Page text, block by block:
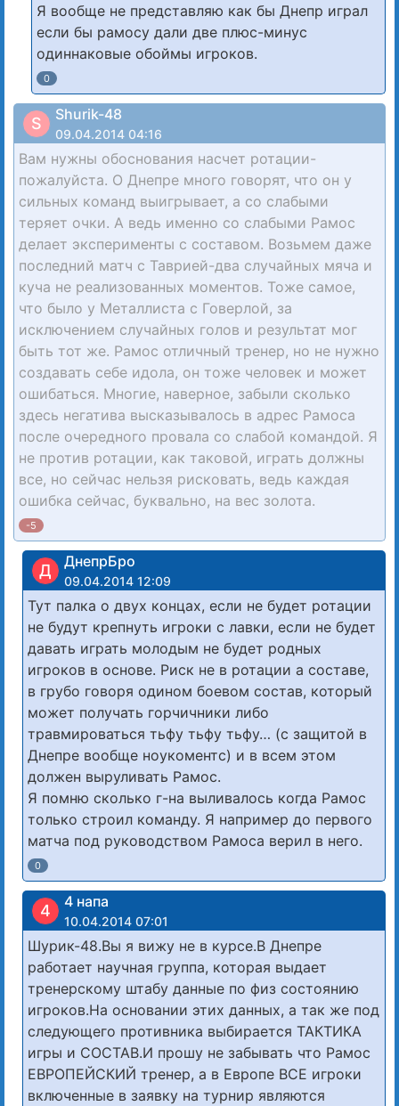
Я вообще не представляю как бы Днепр играл
если бы рамосу дали две плюс-минус
одиннаковые обоймы игроков.
0
S Shurik-48
09.04.2014 04:16
Вам нужны обоснования насчет ротации-
пожалуйста. О Днепре много говорят, что он у
сильных команд выигрывает, а со слабыми
теряет очки. А ведь именно со слабыми Рамос
делает эксперименты с составом. Возьмем даже
последний матч с Таврией-два случайных мяча и
куча не реализованных моментов. Тоже самое,
что было у Металлиста с Говерлой, за
исключением случайных голов и результат мог
быть тот же. Рамос отличный тренер, но не нужно
создавать себе идола, он тоже человек и может
ошибаться. Многие, наверное, забыли сколько
здесь негатива высказывалось в адрес Рамоса
после очередного провала со слабой командой. Я
не против ротации, как таковой, играть должны
все, но сейчас нельзя рисковать, ведь каждая
ошибка сейчас, буквально, на вес золота.
-5
Д ДнепрБро
09.04.2014 12:09
Тут палка о двух концах, если не будет ротации
не будут крепнуть игроки с лавки, если не будет
давать играть молодым не будет родных
игроков в основе. Риск не в ротации а составе,
в грубо говоря одином боевом состав, который
может получать горчичники либо
травмироваться тьфу тьфу тьфу… (с защитой в
Днепре вообще ноукоментс) и в всем этом
должен выруливать Рамос.
Я помню сколько г-на выливалось когда Рамос
только строил команду. Я например до первого
матча под руководством Рамоса верил в него.
0
4 4 напа
10.04.2014 07:01
Шурик-48.Вы я вижу не в курсе.В Днепре
работает научная группа, которая выдает
тренерскому штабу данные по физ состоянию
игроков.На основании этих данных, а так же под
следующего противника выбирается ТАКТИКА
игры и СОСТАВ.И прошу не забывать что Рамос
ЕВРОПЕЙСКИЙ тренер, а в Европе ВСЕ игроки
включенные в заявку на турнир являются